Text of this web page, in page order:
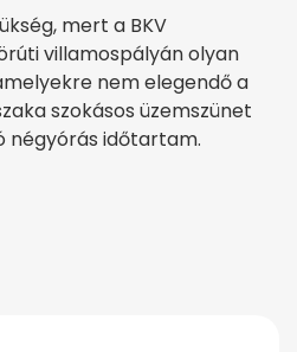
mert a BKV
villamospályán olyan
nem elegendő a
szokásos üzemszünet
négyórás időtartam.